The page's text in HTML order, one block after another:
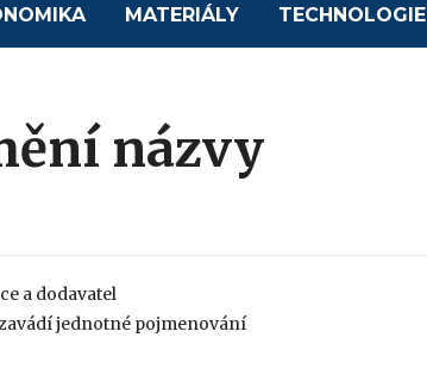
MATERIÁLY TECHNOLOGIE
názvy
a dodavatel
jednotné pojmenování